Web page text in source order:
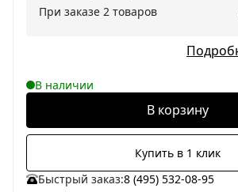
При заказе 2 товаров
В наличии
В корзину
Купить в 1 клик
Быстрый заказ:8 (495) 532-08-95